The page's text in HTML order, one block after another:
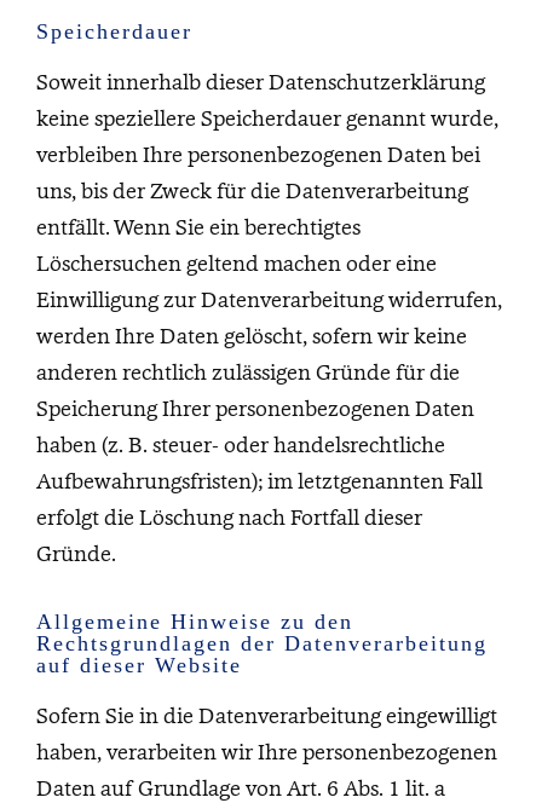
Speicherdauer
Soweit innerhalb dieser Datenschutzerklärung
keine speziellere Speicherdauer genannt wurde,
verbleiben Ihre personenbezogenen Daten bei
uns, bis der Zweck für die Datenverarbeitung
entfällt. Wenn Sie ein berechtigtes
Löschersuchen geltend machen oder eine
Einwilligung zur Datenverarbeitung widerrufen,
werden Ihre Daten gelöscht, sofern wir keine
anderen rechtlich zulässigen Gründe für die
Speicherung Ihrer personenbezogenen Daten
haben (z. B. steuer- oder handelsrechtliche
Aufbewahrungsfristen); im letztgenannten Fall
erfolgt die Löschung nach Fortfall dieser
Gründe.
Allgemeine Hinweise zu den
Rechtsgrundlagen der Datenverarbeitung
auf dieser Website
Sofern Sie in die Datenverarbeitung eingewilligt
haben, verarbeiten wir Ihre personenbezogenen
Daten auf Grundlage von Art. 6 Abs. 1 lit. a